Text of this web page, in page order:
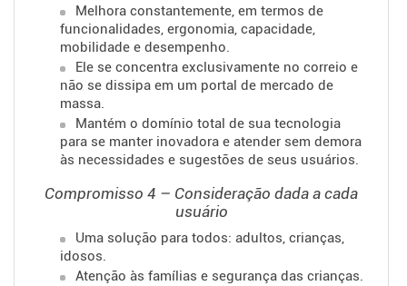
Melhora constantemente, em termos de
funcionalidades, ergonomia, capacidade,
mobilidade e desempenho.
Ele se concentra exclusivamente no correio e
não se dissipa em um portal de mercado de
massa.
Mantém o domínio total de sua tecnologia
para se manter inovadora e atender sem demora
às necessidades e sugestões de seus usuários.
Compromisso 4 – Consideração dada a cada
usuário
Uma solução para todos: adultos, crianças,
idosos.
Atenção às famílias e segurança das crianças.